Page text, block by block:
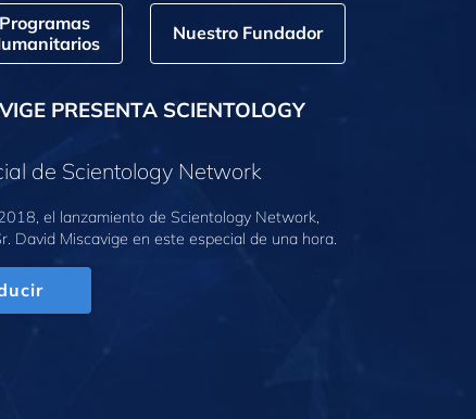
Programas
Nuestro Fundador
PRESENTA SCIENTOLOGY
de Scientology Network
el lanzamiento de Scientology Network,
David Miscavige en este especial de una hora.